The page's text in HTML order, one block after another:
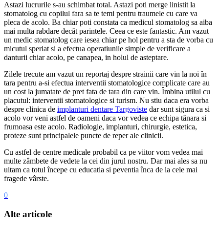
Astazi lucrurile s-au schimbat total. Astazi poti merge linistit la
stomatolog cu copilul fara sa te temi pentru traumele cu care va
pleca de acolo. Ba chiar poti constata ca medicul stomatolog sa aiba
mai multa rabdare decât parintele. Ceea ce este fantastic. Am vazut
un medic stomatolog care iesea chiar pe hol pentru a sta de vorba cu
micutul speriat si a efectua operatiunile simple de verificare a
danturii chiar acolo, pe canapea, in holul de asteptare.
Zilele trecute am vazut un reportaj despre strainii care vin la noi în
tara pentru a-si efectua interventii stomatologice complicate care au
un cost la jumatate de pret fata de tara din care vin. Îmbina utilul cu
placutul: interventii stomatologice si turism. Nu stiu daca era vorba
despre clinica de implanturi dentare Targoviste dar sunt sigura ca si
acolo vor veni astfel de oameni daca vor vedea ce echipa tânara si
frumoasa este acolo. Radiologie, implanturi, chirurgie, estetica,
proteze sunt principalele puncte de reper ale clinicii.
Cu astfel de centre medicale probabil ca pe viitor vom vedea mai
multe zâmbete de vedete la cei din jurul nostru. Dar mai ales sa nu
uitam ca totul începe cu educatia si peventia înca de la cele mai
fragede vârste.
0
Alte articole